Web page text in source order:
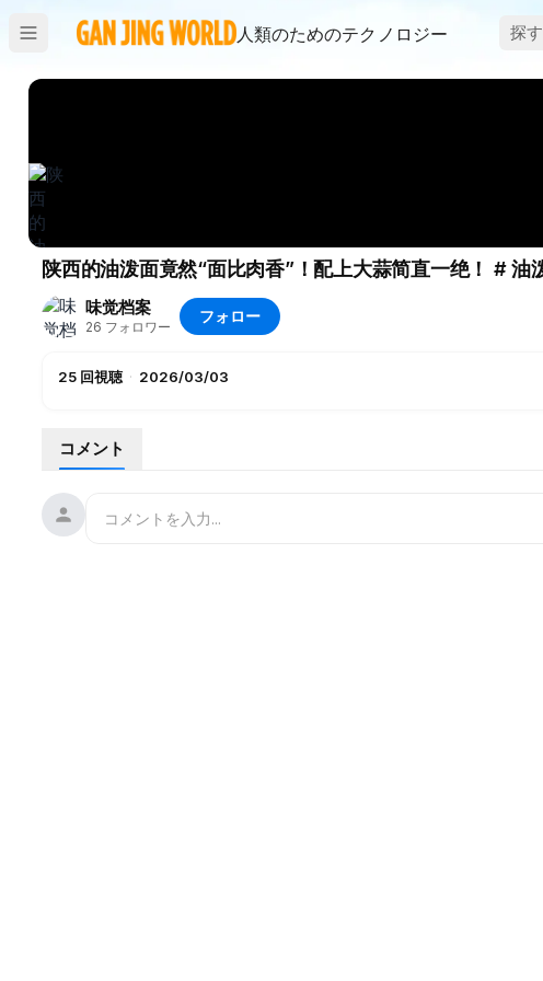
人類のためのテクノロジー 探す
味觉档案
26 フォロワー
フォロー
25 回視聴 · 2026/03/03
コメント